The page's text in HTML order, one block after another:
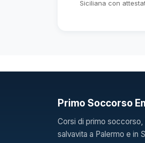
Siciliana con
Primo Soccorso
Corsi di primo
salvavita a Palermo e in